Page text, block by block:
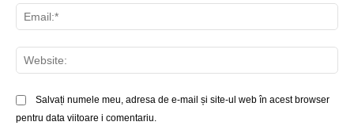
Salvați numele meu, adresa de e-mail și site-ul web în acest browser
pentru data viitoare i comentariu.